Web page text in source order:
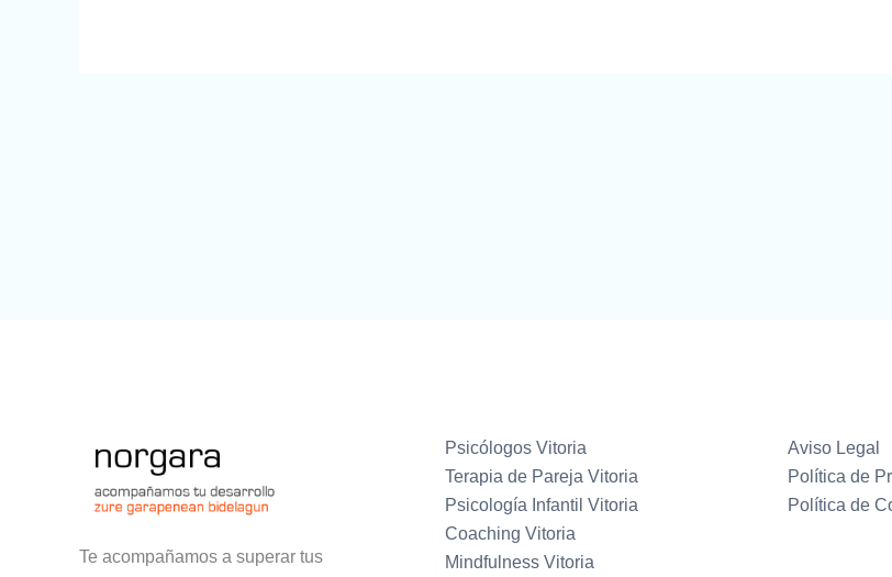
Te acompañamos a superar tus
Psicólogos Vitoria
Terapia de Pareja Vitoria
Psicología Infantil Vitoria
Coaching Vitoria
Mindfulness Vitoria
Aviso Legal
Política de
Política de